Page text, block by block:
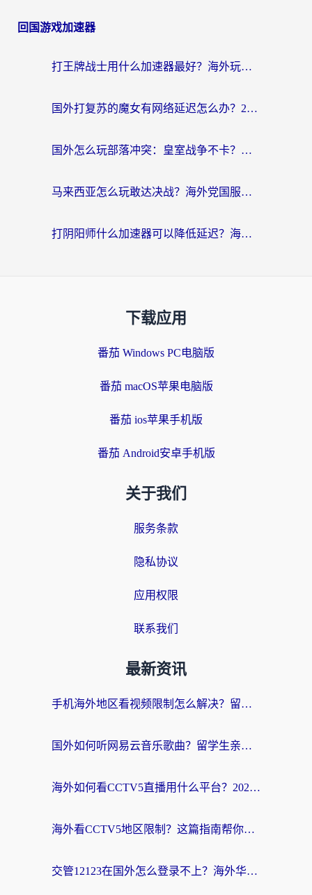
回国游戏加速器
打王牌战士用什么加速器最好？海外玩家的终极选择指南
国外打复苏的魔女有网络延迟怎么办？2026海外玩家国服游戏加速全攻略
国外怎么玩部落冲突：皇室战争不卡？海外玩家畅玩国服游戏终极指南
马来西亚怎么玩敢达决战？海外党国服游戏加速避坑指南（附实测推荐）
打阴阳师什么加速器可以降低延迟？海外玩家的真实困境与破局
下载应用
番茄 Windows PC电脑版
番茄 macOS苹果电脑版
番茄 ios苹果手机版
番茄 Android安卓手机版
关于我们
服务条款
隐私协议
应用权限
联系我们
最新资讯
手机海外地区看视频限制怎么解决？留学生亲测有效的回国加速器指南
国外如何听网易云音乐歌曲？留学生亲测有效的回国加速方案
海外如何看CCTV5直播用什么平台？2026最新指南：看欧洲杯、中超、奥运不再卡
海外看CCTV5地区限制？这篇指南帮你流畅看欧洲杯、NBA还听中文解说
交管12123在国外怎么登录不上？海外华人必看的回国加速器选择指南